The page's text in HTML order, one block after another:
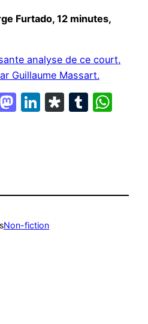
Furtado, 12 minutes,
analyse de ce court,
Guillaume Massart.
Mastodon
LinkedIn
Diaspora
Non-fiction